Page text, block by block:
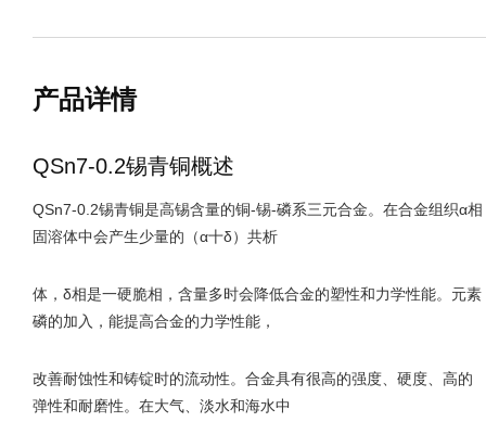
产品详情
QSn7-0.2锡青铜概述
QSn7-0.2锡青铜是高锡含量的铜-锡-磷系三元合金。在合金组织α相
固溶体中会产生少量的（α十δ）共析
体，δ相是一硬脆相，含量多时会降低合金的塑性和力学性能。元素
磷的加入，能提高合金的力学性能，
改善耐蚀性和铸锭时的流动性。合金具有很高的强度、硬度、高的
弹性和耐磨性。在大气、淡水和海水中